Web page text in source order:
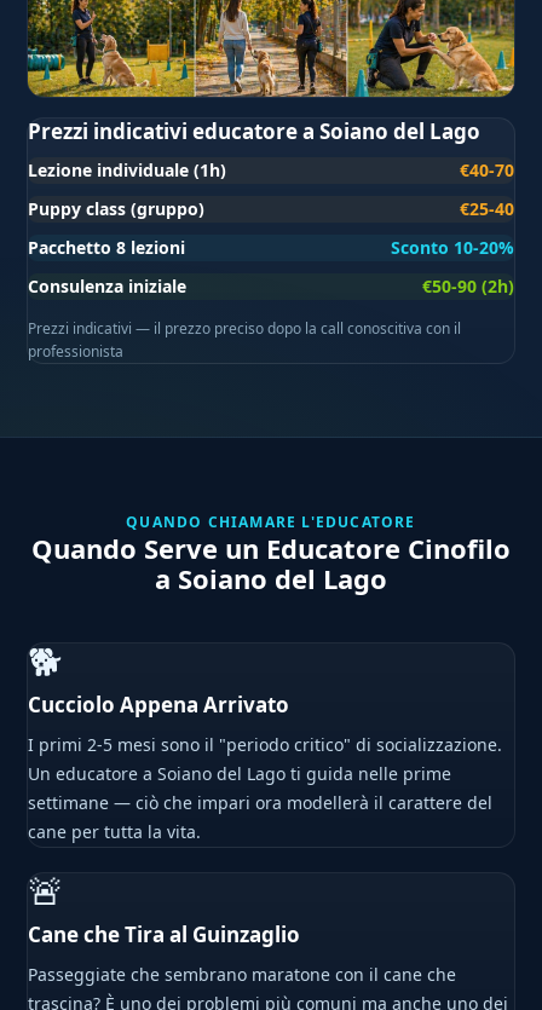
Prezzi indicativi educatore a Soiano del Lago
Lezione individuale (1h)
€40-70
Puppy class (gruppo)
€25-40
Pacchetto 8 lezioni
Sconto 10-20%
Consulenza iniziale
€50-90 (2h)
Prezzi indicativi — il prezzo preciso dopo la call conoscitiva con il
professionista
QUANDO CHIAMARE L'EDUCATORE
Quando Serve un Educatore Cinofilo
a Soiano del Lago
🐕
Cucciolo Appena Arrivato
I primi 2-5 mesi sono il "periodo critico" di socializzazione.
Un educatore a Soiano del Lago ti guida nelle prime
settimane — ciò che impari ora modellerà il carattere del
cane per tutta la vita.
🚨
Cane che Tira al Guinzaglio
Passeggiate che sembrano maratone con il cane che
trascina? È uno dei problemi più comuni ma anche uno dei